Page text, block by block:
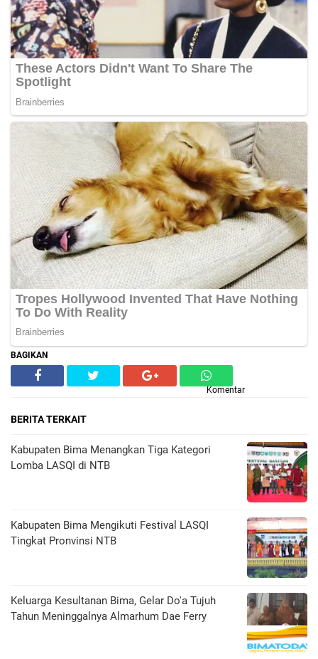
BAGIKAN
Komentar
BERITA TERKAIT
Kabupaten Bima Menangkan Tiga Kategori
Lomba LASQI di NTB
Kabupaten Bima Mengikuti Festival LASQI
Tingkat Pronvinsi NTB
Keluarga Kesultanan Bima, Gelar Do'a Tujuh
Tahun Meninggalnya Almarhum Dae Ferry